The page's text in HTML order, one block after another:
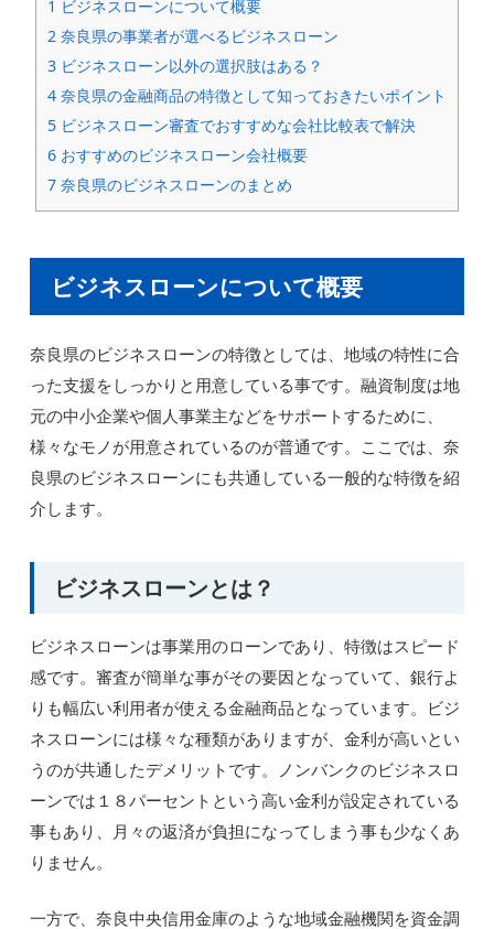
1 ビジネスローンについて概要
2 奈良県の事業者が選べるビジネスローン
3 ビジネスローン以外の選択肢はある？
4 奈良県の金融商品の特徴として知っておきたいポイント
5 ビジネスローン審査でおすすめな会社比較表で解決
6 おすすめのビジネスローン会社概要
7 奈良県のビジネスローンのまとめ
ビジネスローンについて概要
奈良県のビジネスローンの特徴としては、地域の特性に合
った支援をしっかりと用意している事です。融資制度は地
元の中小企業や個人事業主などをサポートするために、
様々なモノが用意されているのが普通です。ここでは、奈
良県のビジネスローンにも共通している一般的な特徴を紹
介します。
ビジネスローンとは？
ビジネスローンは事業用のローンであり、特徴はスピード
感です。審査が簡単な事がその要因となっていて、銀行よ
りも幅広い利用者が使える金融商品となっています。ビジ
ネスローンには様々な種類がありますが、金利が高いとい
うのが共通したデメリットです。ノンバンクのビジネスロ
ーンでは１８パーセントという高い金利が設定されている
事もあり、月々の返済が負担になってしまう事も少なくあ
りません。
一方で、奈良中央信用金庫のような地域金融機関を資金調